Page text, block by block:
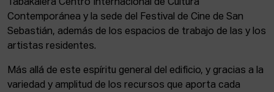
Tabakalera Centro Internacional de Cultura
Contemporánea y la sede del Festival de Cine de San
Sebastián, además de los espacios de trabajo de las y los
artistas residentes.
Más allá de este espíritu general del edificio, y gracias a la
variedad y amplitud de los recursos que aporta cada